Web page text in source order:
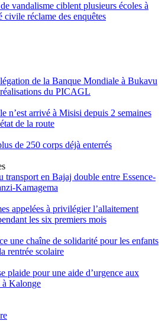
vandalisme ciblent plusieurs écoles à
civile réclame des enquêtes
de la Banque Mondiale à Bukavu
du PICAGL
n’est arrivé à Misisi depuis 2 semaines
de la route
de 250 corps déjà enterrés
en Bajaj double entre Essence-
Kamagema
appelées à privilégier l’allaitement
les six premiers mois
une chaîne de solidarité pour les enfants
rentrée scolaire
plaide pour une aide d’urgence aux
à Kalonge